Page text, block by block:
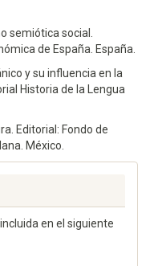
semiótica social.
de España. España.
y su influencia en la
Historia de la Lengua
Editorial: Fondo de
México.
en el siguiente